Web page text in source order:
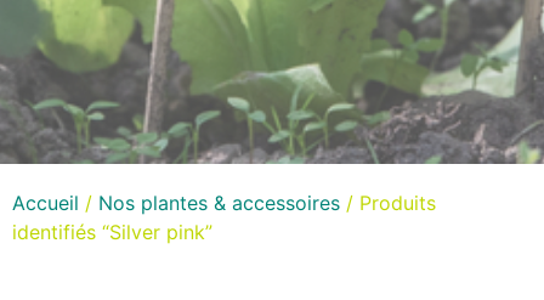
Accueil / Nos plantes & accessoires / Produits
identifiés “Silver pink”